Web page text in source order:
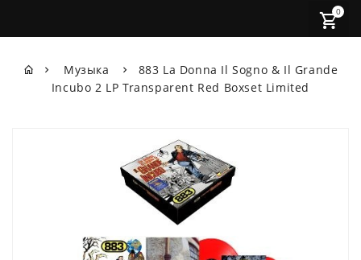
0
Музыка
883 La Donna Il Sogno & Il Grande
Incubo 2 LP Transparent Red Boxset Limited